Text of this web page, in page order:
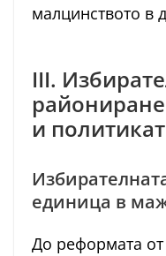
малцинството в
III.
и
единица в
До реформата от